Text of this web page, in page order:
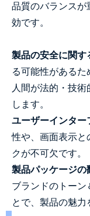
品質のバランスが
効です。
製品の安全に関す
る可能性があるた
人間が法的・技
します。
ユーザーインター
性や、画面表示と
クが不可欠です。
製品パッケージの
ブランドのトーン
とで、製品の魅力